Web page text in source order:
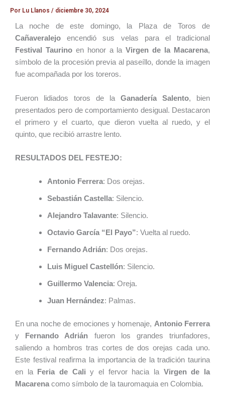
Por Lu Llanos / diciembre 30, 2024
La noche de este domingo, la Plaza de Toros de
Cañaveralejo encendió sus velas para el tradicional
Festival Taurinoen honor a laVirgen de la Macarena,
símbolo de la procesión previa al paseíllo, donde la imagen
fue acompañada por los toreros.
Fueron lidiados toros de la Ganadería Salento, bien
presentados pero de comportamiento desigual. Destacaron
el primero y el cuarto, que dieron vuelta al ruedo, y el
quinto, que recibió arrastre lento.
RESULTADOS DEL FESTEJO:
Antonio Ferrera: Dos orejas.
Sebastián Castella: Silencio.
Alejandro Talavante: Silencio.
Octavio García “El Payo”: Vuelta al ruedo.
Fernando Adrián: Dos orejas.
Luis Miguel Castellón: Silencio.
Guillermo Valencia: Oreja.
Juan Hernández: Palmas.
En una noche de emociones y homenaje, Antonio Ferrera
y
Fernando Adrián fueron los grandes triunfadores,
saliendo a hombros tras cortes de dos orejas cada uno.
Este festival reafirma la importancia de la tradición taurina
en la
Feria de Cali y el fervor hacia la Virgen de la
Macarenacomo símbolo de la tauromaquia en Colombia.